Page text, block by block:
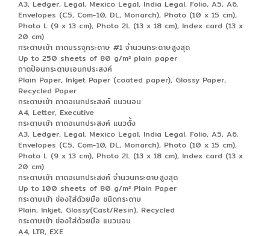
A3, Ledger, Legal, Mexico Legal, India Legal, Folio, A5, A6,
Envelopes (C5, Com-10, DL, Monarch), Photo (10 x 15 cm),
Photo L (9 x 13 cm), Photo 2L (13 x 18 cm), Index card (13 x
20 cm)
กระดาษเข้า ถาดบรรจุกระดาษ #1 จำนวนกระดาษสูงสุด
Up to 250 sheets of 80 g/m² plain paper
ถาดป้อนกระดาษเอนกประสงค์
Plain Paper, Inkjet Paper (coated paper), Glossy Paper,
Recycled Paper
กระดาษเข้า ถาดอเนกประสงค์ แนวนอน
A4, Letter, Executive
กระดาษเข้า ถาดอเนกประสงค์ แนวตั้ง
A3, Ledger, Legal, Mexico Legal, India Legal, Folio, A5, A6,
Envelopes (C5, Com-10, DL, Monarch), Photo (10 x 15 cm),
Photo L (9 x 13 cm), Photo 2L (13 x 18 cm), Index card (13 x
20 cm)
กระดาษเข้า ถาดอเนกประสงค์ จำนวนกระดาษสูงสุด
Up to 100 sheets of 80 g/m² Plain Paper
กระดาษเข้า ช่องใส่ด้วยมือ ชนิดกระดาษ
Plain, Inkjet, Glossy(Cast/Resin), Recycled
กระดาษเข้า ช่องใส่ด้วยมือ แนวนอน
A4, LTR, EXE